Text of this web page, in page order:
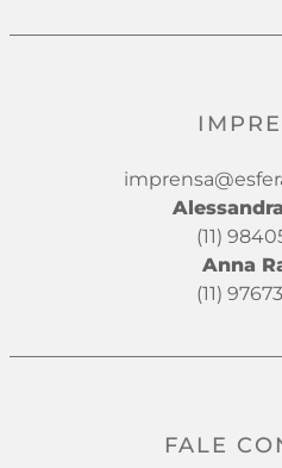
(11)
Anna
(11)
FALE